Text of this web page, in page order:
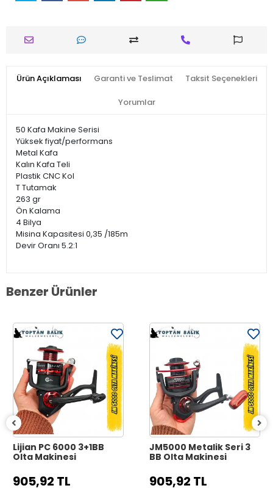
Ürün Açıklaması Garanti ve Teslimat Taksit Seçenekleri
Yorumlar
50 Kafa Makine Serisi
Yüksek fiyat/performans
Metal Kafa
Kalın Kafa Teli
Plastik CNC Kol
T Tutamak
263 gr
Ön Kalama
4 Bilya
Misina Kapasitesi 0,35 /185m
Devir Oranı 5.2:1
Benzer Ürünler
Lijian PC 6000 3+1BB
Olta Makinesi
905,92 TL
JM5000 Metalik Seri 3
BB Olta Makinesi
905,92 TL